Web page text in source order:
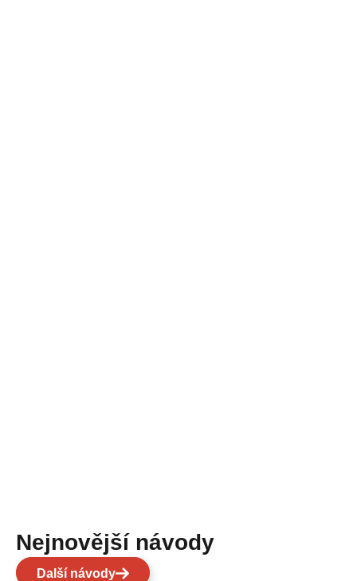
Nejnovější návody
Další návody